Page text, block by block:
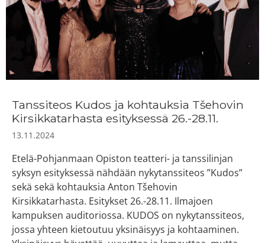
Tanssiteos Kudos ja kohtauksia Tšehovin
Kirsikkatarhasta esityksessä 26.-28.11.
13.11.2024
Etelä-Pohjanmaan Opiston teatteri- ja tanssilinjan
syksyn esityksessä nähdään nykytanssiteos ”Kudos”
sekä sekä kohtauksia Anton Tšehovin
Kirsikkatarhasta. Esitykset 26.-28.11. Ilmajoen
kampuksen auditoriossa. KUDOS on nykytanssiteos,
jossa yhteen kietoutuu yksinäisyys ja kohtaaminen.